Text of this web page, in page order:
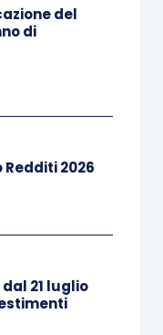
insieme ad
uncosto pari
);
agevolazioni
costi, ad
d’imposta per
del
di
2026
21 luglio